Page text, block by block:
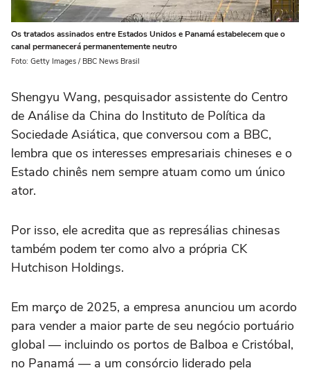
Os tratados assinados entre Estados Unidos e Panamá estabelecem que o
canal permanecerá permanentemente neutro
Foto: Getty Images / BBC News Brasil
Shengyu Wang, pesquisador assistente do Centro
de Análise da China do Instituto de Política da
Sociedade Asiática, que conversou com a BBC,
lembra que os interesses empresariais chineses e o
Estado chinês nem sempre atuam como um único
ator.
Por isso, ele acredita que as represálias chinesas
também podem ter como alvo a própria CK
Hutchison Holdings.
Em março de 2025, a empresa anunciou um acordo
para vender a maior parte de seu negócio portuário
global — incluindo os portos de Balboa e Cristóbal,
no Panamá — a um consórcio liderado pela